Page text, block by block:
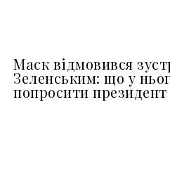
Маск відмовився
Зеленським: що у
попросити президент